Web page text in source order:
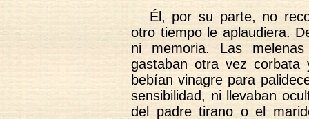
Él, por su parte, no
otro tiempo le aplaudiera.
ni memoria. Las
gastaban otra vez
bebían vinagre para
sensibilidad, ni llevaban
del padre tirano o el